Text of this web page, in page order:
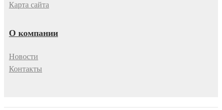
Карта сайта
О компании
Новости
Контакты